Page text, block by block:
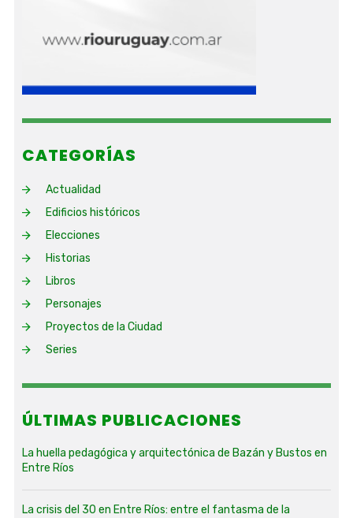
CATEGORÍAS
Actualidad
Edificios históricos
Elecciones
Historias
Libros
Personajes
Proyectos de la Ciudad
Series
ÚLTIMAS PUBLICACIONES
La huella pedagógica y arquitectónica de Bazán y Bustos en
Entre Ríos
La crisis del 30 en Entre Ríos: entre el fantasma de la